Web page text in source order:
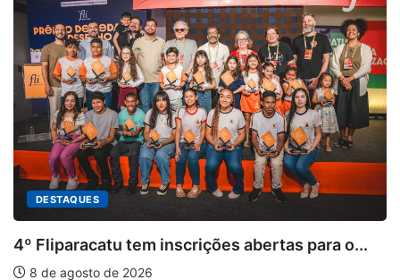
inscrições abertas para o...